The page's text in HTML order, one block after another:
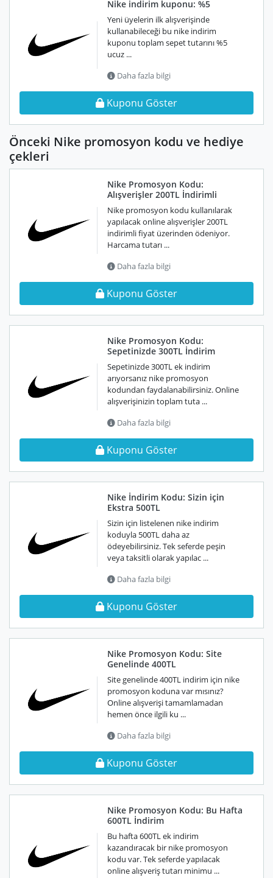
Nike indirim kuponu: %5
Yeni üyelerin ilk alışverişinde
kullanabileceği bu nike indirim
kuponu toplam sepet tutarını %5
ucuz ...
Daha fazla bilgi
Kuponu Göster
Önceki Nike promosyon kodu ve hediye
çekleri
Nike Promosyon Kodu:
Alışverişler 200TL İndirimli
Nike promosyon kodu kullanılarak
yapılacak online alışverişler 200TL
indirimli fiyat üzerinden ödeniyor.
Harcama tutarı ...
Daha fazla bilgi
Kuponu Göster
Nike Promosyon Kodu:
Sepetinizde 300TL İndirim
Sepetinizde 300TL ek indirim
arıyorsanız nike promosyon
kodundan faydalanabilirsiniz. Online
alışverişinizin toplam tuta ...
Daha fazla bilgi
Kuponu Göster
Nike İndirim Kodu: Sizin için
Ekstra 500TL
Sizin için listelenen nike indirim
koduyla 500TL daha az
ödeyebilirsiniz. Tek seferde peşin
veya taksitli olarak yapılac ...
Daha fazla bilgi
Kuponu Göster
Nike Promosyon Kodu: Site
Genelinde 400TL
Site genelinde 400TL indirim için nike
promosyon koduna var mısınız?
Online alışverişi tamamlamadan
hemen önce ilgili ku ...
Daha fazla bilgi
Kuponu Göster
Nike Promosyon Kodu: Bu Hafta
600TL İndirim
Bu hafta 600TL ek indirim
kazandıracak bir nike promosyon
kodu var. Tek seferde yapılacak
online alışveriş tutarı minimu ...